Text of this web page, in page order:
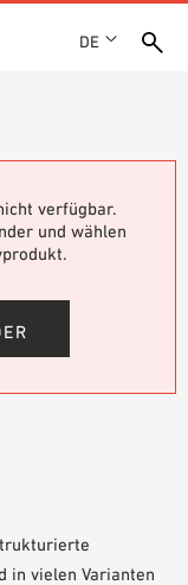
DE
verfügbar.
und wählen
in vielen Varianten